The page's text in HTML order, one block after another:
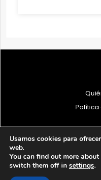
© 1997 - 2026 PRODU
Usamos cookies para
web.
You can find out more
switch them off in settings.